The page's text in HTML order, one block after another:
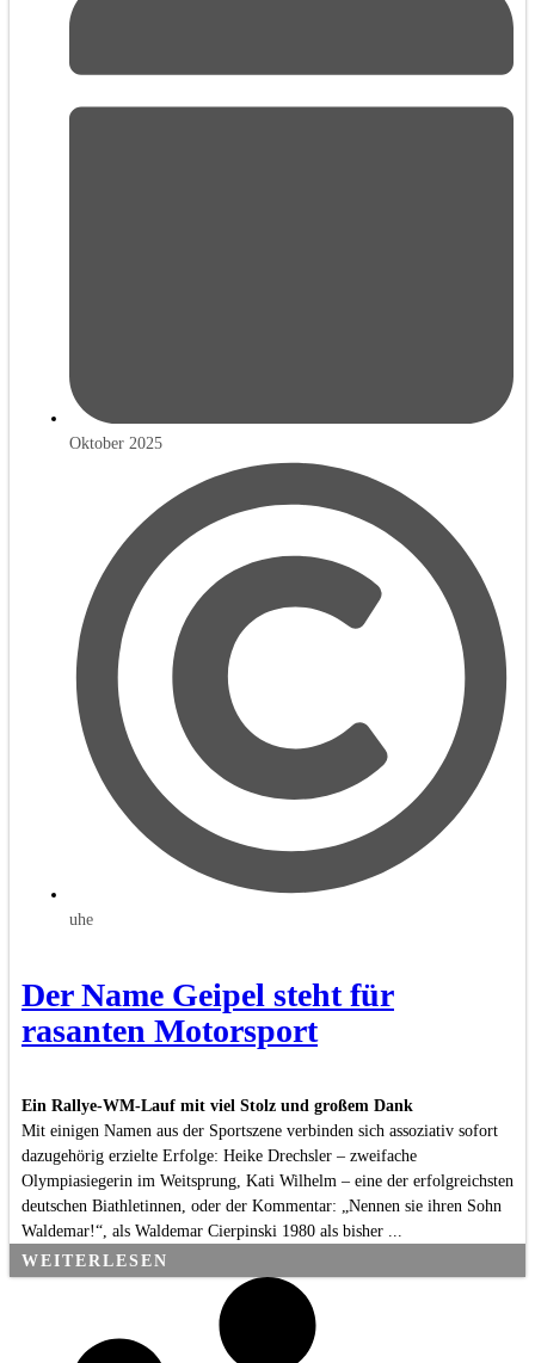
Oktober 2025
uhe
Der Name Geipel steht für
rasanten Motorsport
Ein Rallye-WM-Lauf mit viel Stolz und großem Dank
Mit einigen Namen aus der Sportszene verbinden sich assoziativ sofort
dazugehörig erzielte Erfolge: Heike Drechsler – zweifache
Olympiasiegerin im Weitsprung, Kati Wilhelm – eine der erfolgreichsten
deutschen Biathletinnen, oder der Kommentar: „Nennen sie ihren Sohn
Waldemar!“, als Waldemar Cierpinski 1980 als bisher ...
WEITERLESEN